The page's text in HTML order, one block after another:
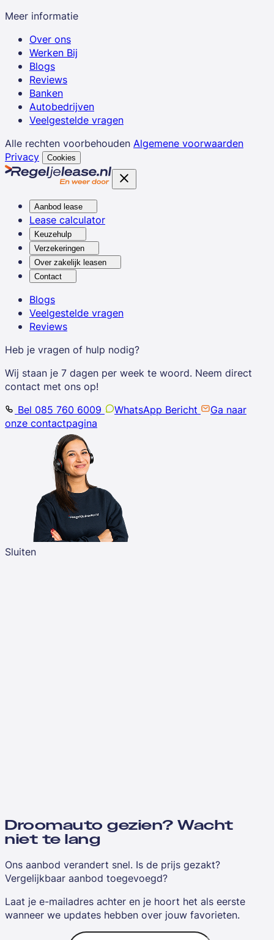
Meer informatie
Over ons
Werken Bij
Blogs
Reviews
Banken
Autobedrijven
Veelgestelde vragen
Alle rechten voorbehouden Algemene voorwaarden
Privacy
Cookies
Aanbod lease
Lease calculator
Keuzehulp
Verzekeringen
Over zakelijk leasen
Contact
Blogs
Veelgestelde vragen
Reviews
Heb je vragen of hulp nodig?
Wij staan je 7 dagen per week te woord. Neem direct
contact met ons op!
Bel 085 760 6009
WhatsApp Bericht
Ga naar
onze contactpagina
Sluiten
Droomauto gezien? Wacht
niet te lang
Ons aanbod verandert snel. Is de prijs gezakt?
Vergelijkbaar aanbod toegevoegd?
Laat je e-mailadres achter en je hoort het als eerste
wanneer we updates hebben over jouw favorieten.